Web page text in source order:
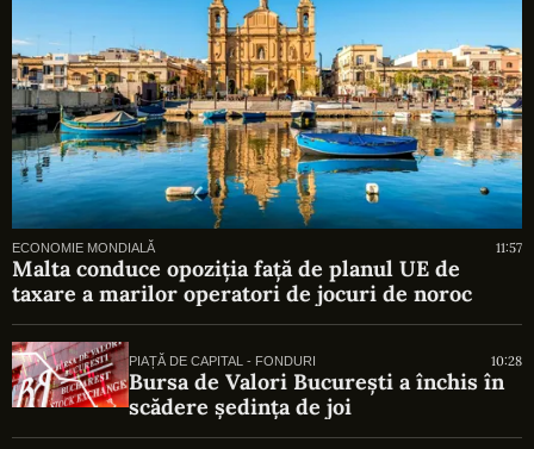
ECONOMIE MONDIALĂ 11:57
Malta conduce opoziția față de planul UE de
taxare a marilor operatori de jocuri de noroc
PIAȚĂ DE CAPITAL - FONDURI 10:28
Bursa de Valori București a închis în
scădere ședința de joi